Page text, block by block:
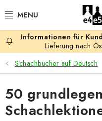
Inhalt
AKTION
SCHACHSPIELE
SCHACHFIGUREN
Lieferung nach
Schachbücher auf Deutsch
50